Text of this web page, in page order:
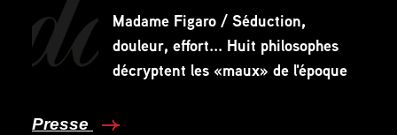
Madame Figaro / Séduction,
douleur, effort... Huit philosophes
décryptent les «maux» de l'époque
Presse